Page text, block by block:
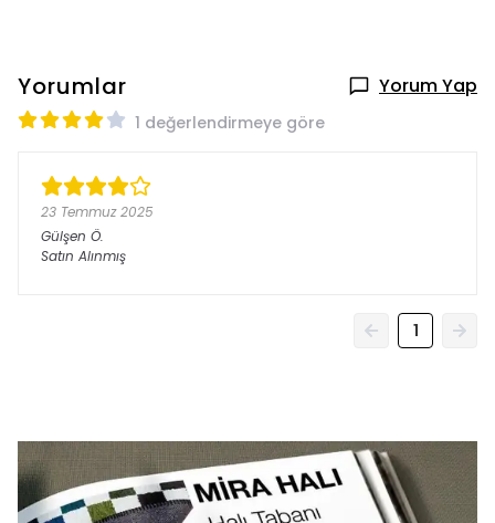
Yorumlar Yorum Yap
1 değerlendirmeye göre
23 Temmuz 2025
Gülşen Ö.
Satın Alınmış
1